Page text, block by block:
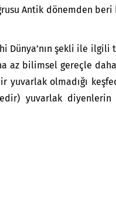
Antik dönemden
Dünya’nın şekli ile
az bilimsel gereçle
yuvarlak olmadığı
yuvarlak diyenlerin